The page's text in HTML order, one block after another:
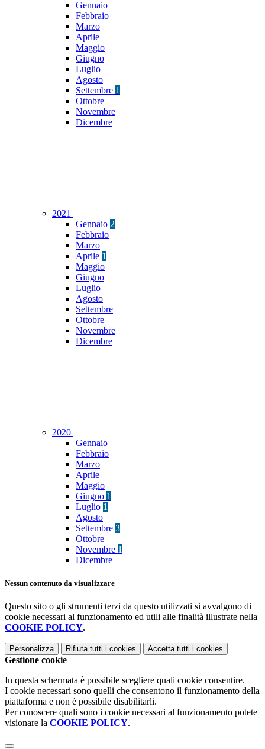
Gennaio
Febbraio
Marzo
Aprile
Maggio
Giugno
Luglio
Agosto
Settembre 1
Ottobre
Novembre
Dicembre
2021
Gennaio 2
Febbraio
Marzo
Aprile 1
Maggio
Giugno
Luglio
Agosto
Settembre
Ottobre
Novembre
Dicembre
2020
Gennaio
Febbraio
Marzo
Aprile
Maggio
Giugno 1
Luglio 1
Agosto
Settembre 3
Ottobre
Novembre 1
Dicembre
Nessun contenuto da visualizzare
Questo sito o gli strumenti terzi da questo utilizzati si avvalgono di
cookie necessari al funzionamento ed utili alle finalità illustrate nella
COOKIE POLICY.
Personalizza Rifiuta tutti i cookies Accetta tutti i cookies
Gestione cookie
In questa schermata è possibile scegliere quali cookie consentire.
I cookie necessari sono quelli che consentono il funzionamento della
piattaforma e non è possibile disabilitarli.
Per conoscere quali sono i cookie necessari al funzionamento potete
visionare la COOKIE POLICY.